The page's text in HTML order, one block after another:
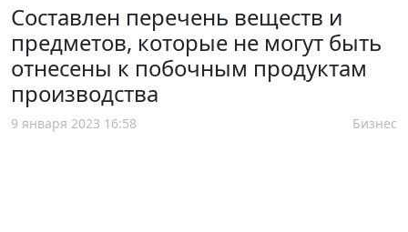
Составлен перечень веществ и
предметов, которые не могут быть
отнесены к побочным продуктам
производства
9 января 2023 16:58 Бизнес